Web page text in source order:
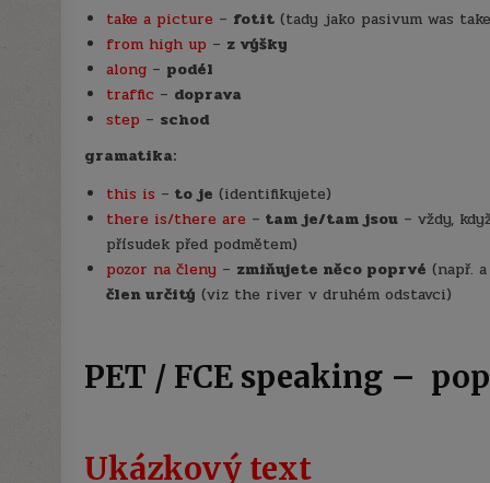
take a picture – fotit (tady jako pasivum was
from high up – z výšky
along – podél
traffic – doprava
step – schod
gramatika:
this is – to je (identifikujete)
there is/there are – tam je/tam jsou – vždy,
přísudek před podmětem)
pozor na členy – zmiňujete něco poprvé (např.
člen určitý (viz the river v druhém odstavci)
PET / FCE speaking –
Ukázkový text